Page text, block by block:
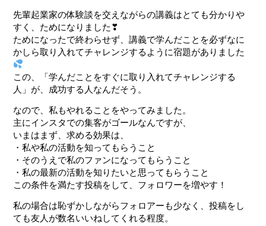
先輩起業家の体験談を交えながらの講義はとても分かりや
すく、ためになりました❣
ためになったで終わらせず、講義で学んだことを必ずなに
かしら取り入れてチャレンジするように宿題がありました
この、「学んだことをすぐに取り入れてチャレンジする
人」が、成功する人なんだそう。
なので、私もやれることをやってみました。
主にインスタでの集客がゴールなんですが、
いまはまず、求める効果は、
・私や私の活動を知ってもらうこと
・そのうえで私のファンになってもらうこと
・私の最新の活動を知りたいと思ってもらうこと
この条件を満たす投稿をして、 フォロワーを増やす！
私の場合は恥ずかしながらフォロアーも少なく、投稿をし
ても友人が数名いいねしてくれる程度。